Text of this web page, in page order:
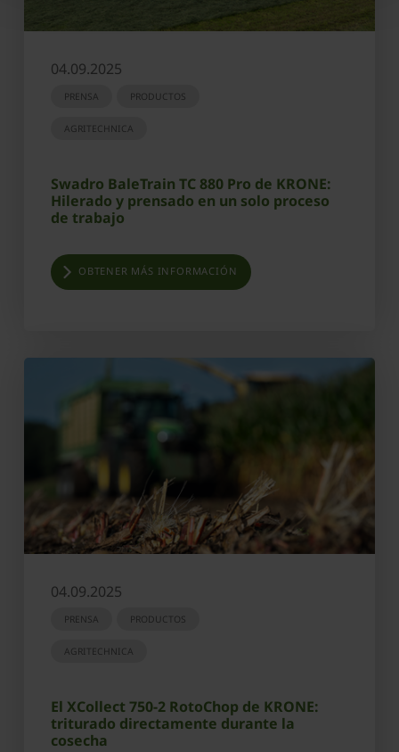
04.09.2025
PRENSA PRODUCTOS
AGRITECHNICA
Swadro BaleTrain TC 880 Pro de KRONE:
Hilerado y prensado en un solo proceso
de trabajo
OBTENER MÁS INFORMACIÓN
04.09.2025
PRENSA PRODUCTOS
AGRITECHNICA
El XCollect 750-2 RotoChop de KRONE:
triturado directamente durante la
cosecha